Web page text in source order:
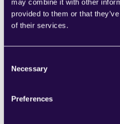
may combine it with other
provided to them or that
of their services.
Selection
Necessary
Preferences
2Chat
von Kategorien, um Seiten
Anforderungen Ihres